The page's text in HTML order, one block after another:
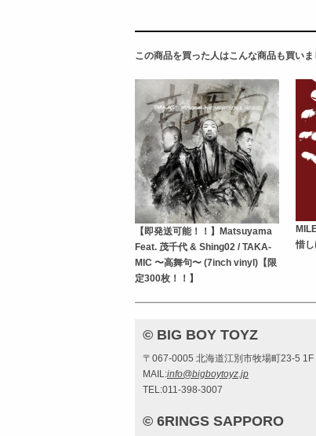
この商品を買った人はこんな商品も買いま
【即発送可能！！】Matsuyama
Feat. 茂千代 & Shing02 / TAKA-
MIC 〜高舞句〜 (7inch vinyl)【限
定300枚！！】
惜
© BIG BOY TOYZ
〒067-0005 北海道江別市牧場町23-5 1F
MAIL:info@bigboytoyz.jp
TEL:011-398-3007
© 6RINGS SAPPORO